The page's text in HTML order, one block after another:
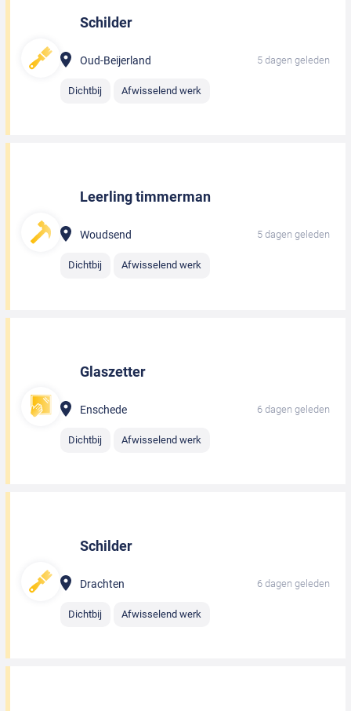
Schilder
Oud-Beijerland 5 dagen geleden
Dichtbij Afwisselend werk
Leerling timmerman
Woudsend 5 dagen geleden
Dichtbij Afwisselend werk
Glaszetter
Enschede 6 dagen geleden
Dichtbij Afwisselend werk
Schilder
Drachten 6 dagen geleden
Dichtbij Afwisselend werk